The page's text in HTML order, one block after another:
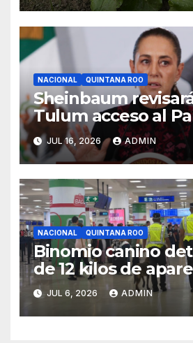
NACIONAL QUINTANA ROO
Sheinbaum
Tulum acceso al
Jaguar, sargazo y
de carga
JUL 16, 2026 ADMIN
NACIONAL QUINTANA ROO
Binomio canino
de 12 kilos de
cocaína en el
Cancún
JUL 6, 2026 ADMIN